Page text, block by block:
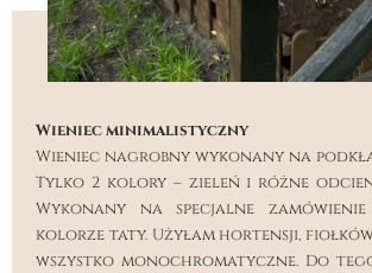
Wieniec minimalistyczny
Wieniec nagrobny wykonany na
Tylko 2 kolory – zieleń i różne
Wykonany na specjalne
kolorze taty. Użyłam hortensji,
wszystko monochromatyczne. Do